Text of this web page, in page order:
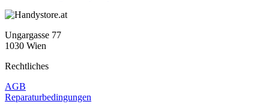
Ungargasse 77
1030 Wien
Rechtliches
AGB
Reparaturbedingungen